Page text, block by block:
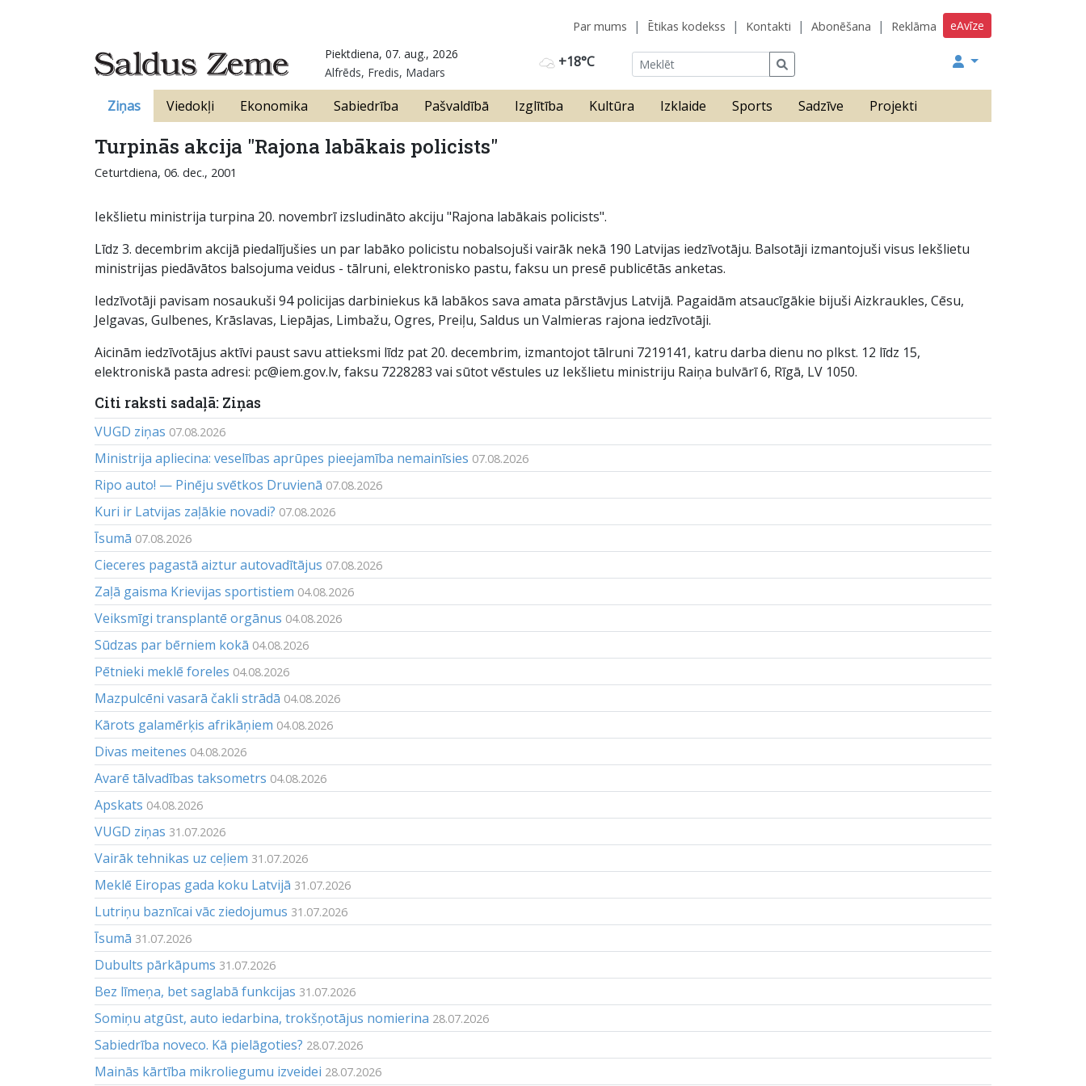
eAvīze
Par mums Ētikas kodekss Kontakti Abonēšana Reklāma
+18°C
Piektdiena, 07. aug., 2026
Alfrēds, Fredis, Madars
Ziņas Viedokļi Ekonomika Sabiedrība Pašvaldībā Izglītība Kultūra Izklaide Sports Sadzīve Projekti
Turpinās akcija "Rajona labākais policists"
Ceturtdiena, 06. dec., 2001
Iekšlietu ministrija turpina 20. novembrī izsludināto akciju "Rajona labākais policists".
Līdz 3. decembrim akcijā piedalījušies un par labāko policistu nobalsojuši vairāk nekā 190 Latvijas iedzīvotāju. Balsotāji izmantojuši visus Iekšlietu
ministrijas piedāvātos balsojuma veidus - tālruni, elektronisko pastu, faksu un presē publicētās anketas.
Iedzīvotāji pavisam nosaukuši 94 policijas darbiniekus kā labākos sava amata pārstāvjus Latvijā. Pagaidām atsaucīgākie bijuši Aizkraukles, Cēsu,
Jelgavas, Gulbenes, Krāslavas, Liepājas, Limbažu, Ogres, Preiļu, Saldus un Valmieras rajona iedzīvotāji.
Aicinām iedzīvotājus aktīvi paust savu attieksmi līdz pat 20. decembrim, izmantojot tālruni 7219141, katru darba dienu no plkst. 12 līdz 15,
elektroniskā pasta adresi: pc@iem.gov.lv, faksu 7228283 vai sūtot vēstules uz Iekšlietu ministriju Raiņa bulvārī 6, Rīgā, LV 1050.
Citi raksti sadaļā: Ziņas
VUGD ziņas 07.08.2026
Ministrija apliecina: veselības aprūpes pieejamība nemainīsies 07.08.2026
Ripo auto! — Pinēju svētkos Druvienā 07.08.2026
Kuri ir Latvijas zaļākie novadi? 07.08.2026
Īsumā 07.08.2026
Cieceres pagastā aiztur autovadītājus 07.08.2026
Zaļā gaisma Krievijas sportistiem 04.08.2026
Veiksmīgi transplantē orgānus 04.08.2026
Sūdzas par bērniem kokā 04.08.2026
Pētnieki meklē foreles 04.08.2026
Mazpulcēni vasarā čakli strādā 04.08.2026
Kārots galamērķis afrikāņiem 04.08.2026
Divas meitenes 04.08.2026
Avarē tālvadības taksometrs 04.08.2026
Apskats 04.08.2026
VUGD ziņas 31.07.2026
Vairāk tehnikas uz ceļiem 31.07.2026
Meklē Eiropas gada koku Latvijā 31.07.2026
Lutriņu baznīcai vāc ziedojumus 31.07.2026
Īsumā 31.07.2026
Dubults pārkāpums 31.07.2026
Bez līmeņa, bet saglabā funkcijas 31.07.2026
Somiņu atgūst, auto iedarbina, trokšņotājus nomierina 28.07.2026
Sabiedrība noveco. Kā pielāgoties? 28.07.2026
Mainās kārtība mikroliegumu izveidei 28.07.2026